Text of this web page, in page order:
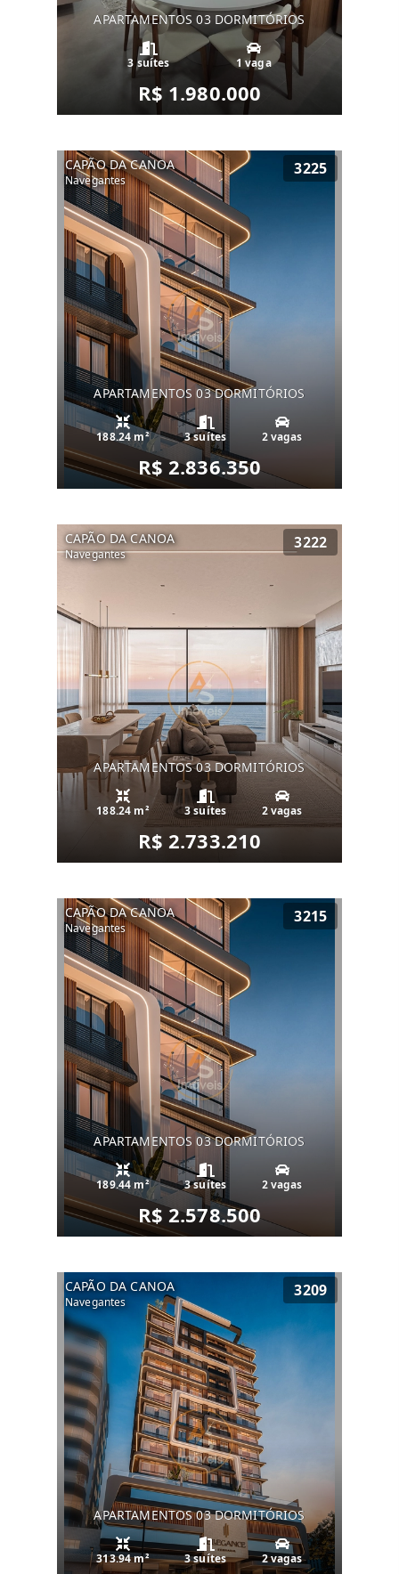
APARTAMENTOS 03 DORMITÓRIOS
3 suítes 1 vaga
R$ 1.980.000
CAPÃO DA CANOA
Navegantes
3225
APARTAMENTOS 03 DORMITÓRIOS
188.24 m² 3 suítes 2 vagas
R$ 2.836.350
CAPÃO DA CANOA
Navegantes
3222
APARTAMENTOS 03 DORMITÓRIOS
188.24 m² 3 suítes 2 vagas
R$ 2.733.210
CAPÃO DA CANOA
Navegantes
3215
APARTAMENTOS 03 DORMITÓRIOS
189.44 m² 3 suítes 2 vagas
R$ 2.578.500
CAPÃO DA CANOA
Navegantes
3209
APARTAMENTOS 03 DORMITÓRIOS
313.94 m² 3 suítes 2 vagas